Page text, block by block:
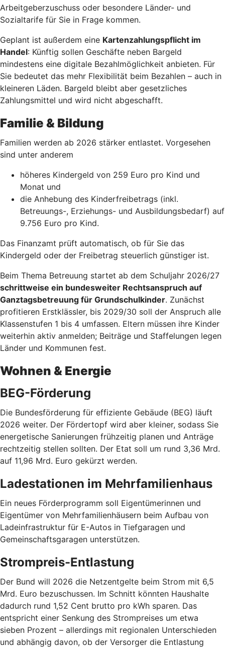
Arbeitgeberzuschuss oder besondere Länder- und
Sozialtarife für Sie in Frage kommen.
Geplant ist außerdem eine Kartenzahlungspflicht im
Handel: Künftig sollen Geschäfte neben Bargeld
mindestens eine digitale Bezahlmöglichkeit anbieten. Für
Sie bedeutet das mehr Flexibilität beim Bezahlen – auch in
kleineren Läden. Bargeld bleibt aber gesetzliches
Zahlungsmittel und wird nicht abgeschafft.
Familie & Bildung
Familien werden ab 2026 stärker entlastet. Vorgesehen
sind unter anderem
höheres Kindergeld von 259 Euro pro Kind und
Monat und
die Anhebung des Kinderfreibetrags (inkl.
Betreuungs-, Erziehungs- und Ausbildungsbedarf) auf
9.756 Euro pro Kind.
Das Finanzamt prüft automatisch, ob für Sie das
Kindergeld oder der Freibetrag steuerlich günstiger ist.
Beim Thema Betreuung startet ab dem Schuljahr 2026/27
schrittweise ein bundesweiter Rechtsanspruch auf
Ganztagsbetreuung für Grundschulkinder. Zunächst
profitieren Erstklässler, bis 2029/30 soll der Anspruch alle
Klassenstufen 1 bis 4 umfassen. Eltern müssen ihre Kinder
weiterhin aktiv anmelden; Beiträge und Staffelungen legen
Länder und Kommunen fest.
Wohnen & Energie
BEG-Förderung
Die Bundesförderung für effiziente Gebäude (BEG) läuft
2026 weiter. Der Fördertopf wird aber kleiner, sodass Sie
energetische Sanierungen frühzeitig planen und Anträge
rechtzeitig stellen sollten. Der Etat soll um rund 3,36 Mrd.
auf 11,96 Mrd. Euro gekürzt werden.
Ladestationen im Mehrfamilienhaus
Ein neues Förderprogramm soll Eigentümerinnen und
Eigentümer von Mehrfamilienhäusern beim Aufbau von
Ladeinfrastruktur für E-Autos in Tiefgaragen und
Gemeinschaftsgaragen unterstützen.
Strompreis-Entlastung
Der Bund will 2026 die Netzentgelte beim Strom mit 6,5
Mrd. Euro bezuschussen. Im Schnitt könnten Haushalte
dadurch rund 1,52 Cent brutto pro kWh sparen. Das
entspricht einer Senkung des Strompreises um etwa
sieben Prozent – allerdings mit regionalen Unterschieden
und abhängig davon, ob der Versorger die Entlastung